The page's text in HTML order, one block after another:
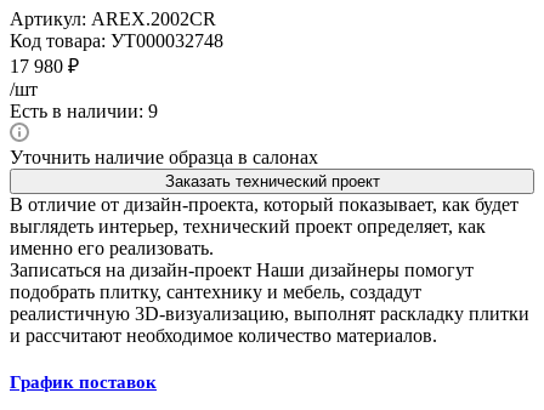
Артикул: AREX.2002CR
Код товара: УТ000032748
17 980 ₽
/шт
Есть в наличии: 9
Уточнить наличие образца в салонах
Заказать технический проект
В отличие от дизайн-проекта, который показывает, как будет
выглядеть интерьер, технический проект определяет, как
именно его реализовать.
Записаться на дизайн-проект Наши дизайнеры помогут
подобрать плитку, сантехнику и мебель, создадут
реалистичную 3D-визуализацию, выполнят раскладку плитки
и рассчитают необходимое количество материалов.
График поставок